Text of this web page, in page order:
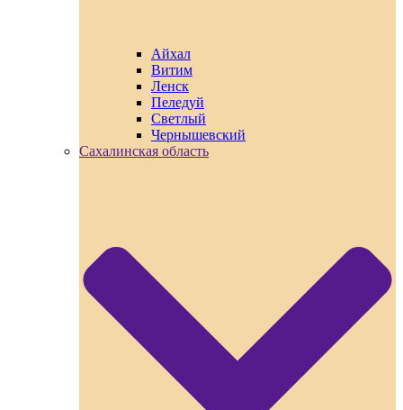
Айхал
Витим
Ленск
Пеледуй
Светлый
Чернышевский
Сахалинская область